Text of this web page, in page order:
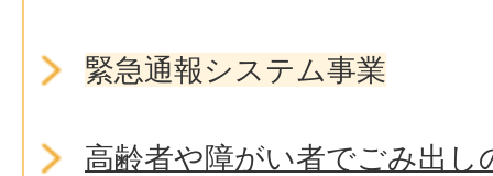
緊急通報システム事業
高齢者や障がい者でごみ出し